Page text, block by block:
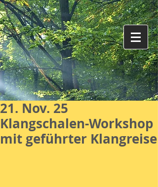
21. Nov. 25
Klangschalen-Workshop
mit geführter Klangreise